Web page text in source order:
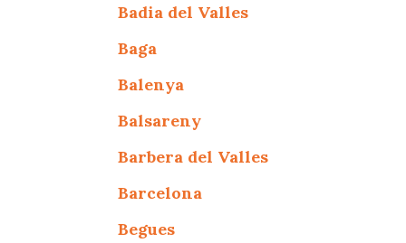
Badia del Valles
Baga
Balenya
Balsareny
Barbera del Valles
Barcelona
Begues